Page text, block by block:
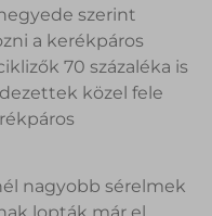
szerint
a kerékpáros
70 százaléka is
közel fele
nagyobb sérelmek